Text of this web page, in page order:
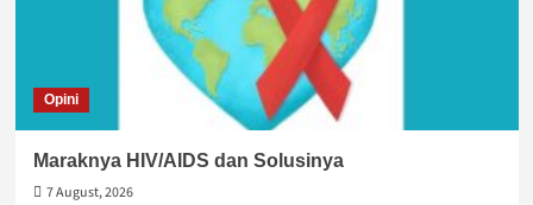
Opini
Maraknya HIV/AIDS dan Solusinya
7 August, 2026